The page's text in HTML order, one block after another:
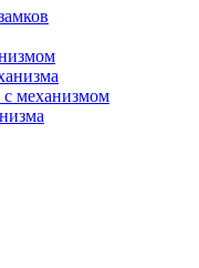
механизмом